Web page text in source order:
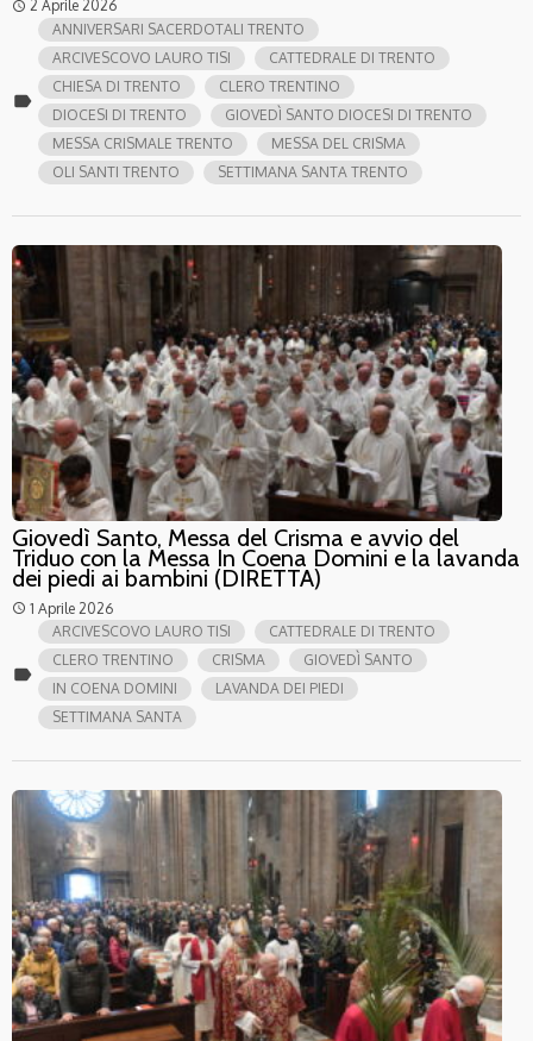
access_time 2 Aprile 2026
label
ANNIVERSARI SACERDOTALI TRENTO
ARCIVESCOVO LAURO TISI
CATTEDRALE DI TRENTO
CHIESA DI TRENTO
CLERO TRENTINO
DIOCESI DI TRENTO
GIOVEDÌ SANTO DIOCESI DI TRENTO
MESSA CRISMALE TRENTO
MESSA DEL CRISMA
OLI SANTI TRENTO
SETTIMANA SANTA TRENTO
Giovedì Santo, Messa del Crisma e avvio del
Triduo con la Messa In Coena Domini e la lavanda
dei piedi ai bambini (DIRETTA)
access_time 1 Aprile 2026
label
ARCIVESCOVO LAURO TISI
CATTEDRALE DI TRENTO
CLERO TRENTINO
CRISMA
GIOVEDÌ SANTO
IN COENA DOMINI
LAVANDA DEI PIEDI
SETTIMANA SANTA